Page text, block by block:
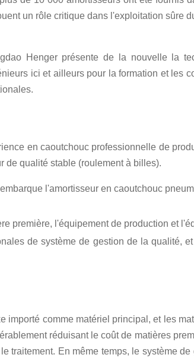
un rôle critique dans l'exploitation sûre
Henger présente de la nouvelle la
ici et ailleurs pour la formation et les
en caoutchouc professionnelle de
de qualité stable (roulement à billes).
première, l'équipement de production et
de système de gestion de la qualité,
importé comme matériel principal, et les
réduisant le coût de matières
traitement. En même temps, le système